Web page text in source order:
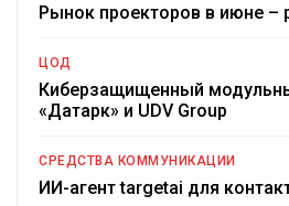
Рынок проекторов в июне –
ЦОД
Киберзащищенный
«Датарк» и UDV Group
СРЕДСТВА КОММУНИКАЦИИ
ИИ-агент targetai для